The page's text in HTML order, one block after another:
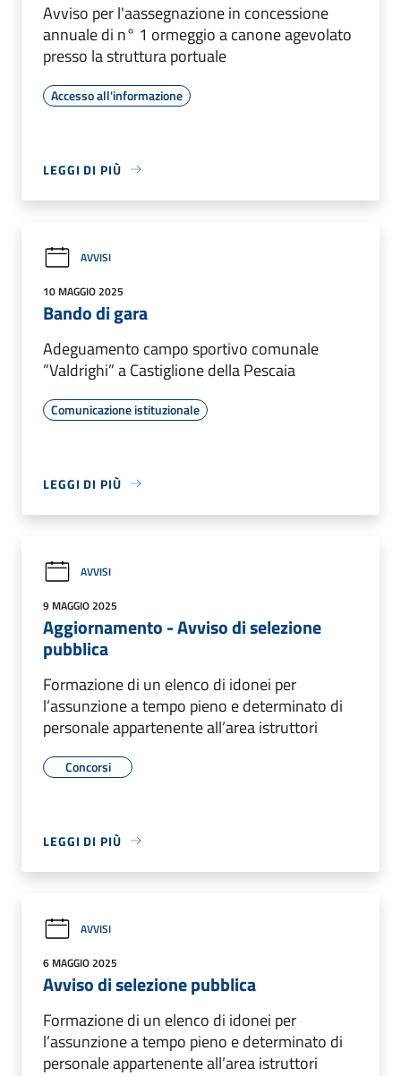
Avviso per l'aassegnazione in concessione
annuale di n° 1 ormeggio a canone agevolato
presso la struttura portuale
Accesso all'informazione
LEGGI DI PIÙ
AVVISI
10 MAGGIO 2025
Bando di gara
Adeguamento campo sportivo comunale
”Valdrighi” a Castiglione della Pescaia
Comunicazione istituzionale
LEGGI DI PIÙ
AVVISI
9 MAGGIO 2025
Aggiornamento - Avviso di selezione
pubblica
Formazione di un elenco di idonei per
l’assunzione a tempo pieno e determinato di
personale appartenente all’area istruttori
Concorsi
LEGGI DI PIÙ
AVVISI
6 MAGGIO 2025
Avviso di selezione pubblica
Formazione di un elenco di idonei per
l’assunzione a tempo pieno e determinato di
personale appartenente all’area istruttori